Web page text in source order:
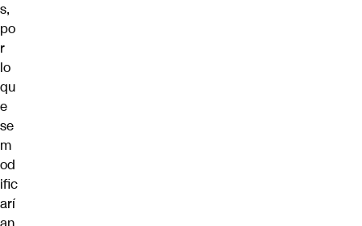
s,
po
r
lo
qu
e
se
m
od
ific
arí